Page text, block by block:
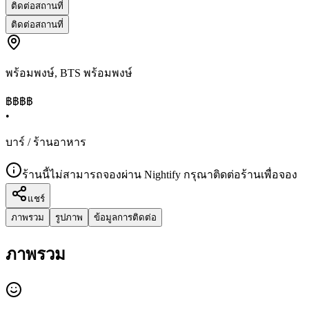
ติดต่อสถานที่
ติดต่อสถานที่
พร้อมพงษ์, BTS พร้อมพงษ์
฿฿฿฿
•
บาร์ / ร้านอาหาร
ร้านนี้ไม่สามารถจองผ่าน Nightify กรุณาติดต่อร้านเพื่อจอง
แชร์
ภาพรวม
รูปภาพ ข้อมูลการติดต่อ
ภาพรวม